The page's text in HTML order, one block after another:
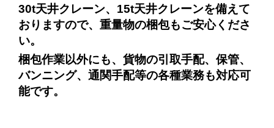
30t天井クレーン、15t天井クレーンを備えて
おりますので、重量物の梱包もご安心くださ
い。
梱包作業以外にも、貨物の引取手配、保管、
バンニング、通関手配等の各種業務も対応可
能です。